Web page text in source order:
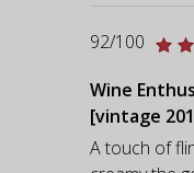
92/100
Wine
[vintage
A touch of